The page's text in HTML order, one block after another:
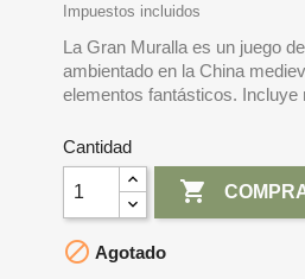
Impuestos incluidos
La Gran Muralla es un juego
ambientado en la China
elementos fantásticos.
Cantidad

 Agotado